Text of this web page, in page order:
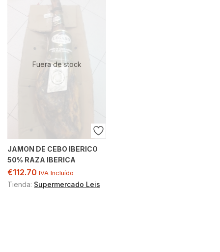
Fuera de stock
JAMON DE CEBO IBERICO
50% RAZA IBERICA
€112.70 IVA Incluído
Tienda: Supermercado Leis